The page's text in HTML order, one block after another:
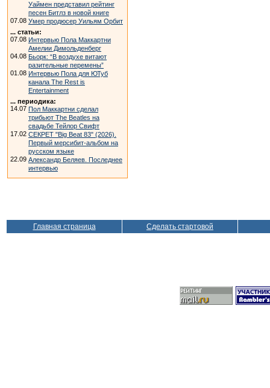
Уаймен представил рейтинг
песен Битлз в новой книге
07.08 Умер продюсер Уильям Орбит
... статьи:
07.08 Интервью Пола Маккартни
Амелии Димольденберг
04.08 Бьорк: “В воздухе витают
разительные перемены”
01.08 Интервью Пола для ЮТуб
канала The Rest is
Entertainment
... периодика:
14.07 Пол Маккартни сделал
трибьют The Beatles на
свадьбе Тейлор Свифт
17.02 СЕКРЕТ "Big Beat 83" (2026).
Первый мерсибит-альбом на
русском языке
22.09 Александр Беляев. Последнее
интервью
Главная страница Сделать стартовой